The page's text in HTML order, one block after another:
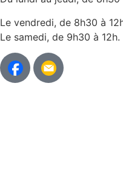
Le vendredi, de 8h30 à
Le samedi, de 9h30 à 12h.